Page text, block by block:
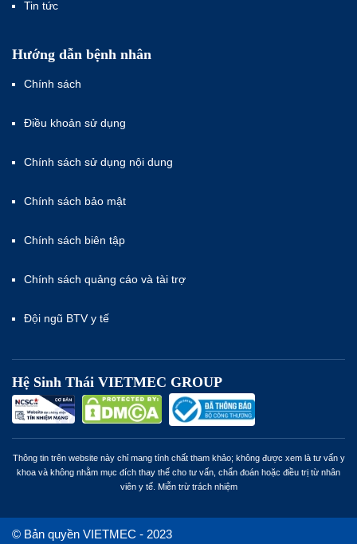
Tin tức
Hướng dẫn bệnh nhân
Chính sách
Điều khoản sử dụng
Chính sách sử dụng nội dung
Chính sách bảo mật
Chính sách biên tập
Chính sách quảng cáo và tài trợ
Đội ngũ BTV y tế
Hệ Sinh Thái VIETMEC GROUP
Thông tin trên website này chỉ mang tính chất tham khảo; không được xem là tư vấn y
khoa và không nhằm mục đích thay thế cho tư vấn, chẩn đoán hoặc điều trị từ nhân
viên y tế. Miễn trừ trách nhiệm
© Bản quyền VIETMEC - 2023